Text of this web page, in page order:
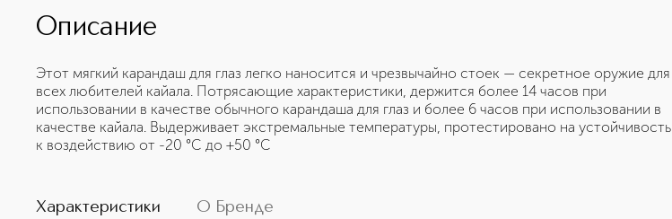
Описание
Этот мягкий карандаш для глаз легко наносится и чрезвычайно стоек — секретное оружие для
всех любителей кайала. Потрясающие характеристики, держится более 14 часов при
использовании в качестве обычного карандаша для глаз и более 6 часов при использовании в
качестве кайала. Выдерживает экстремальные температуры, протестировано на устойчивость
к воздействию от -20 °C до +50 °C
Характеристики О Бренде